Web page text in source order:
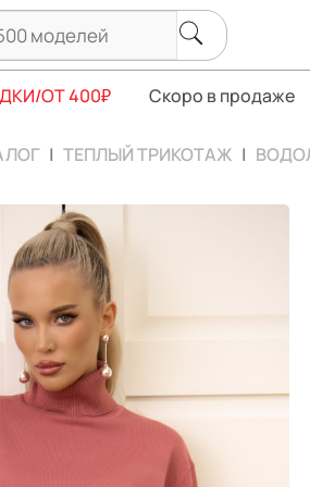
ОТ 400₽ Скоро в продаже
ТЕПЛЫЙ ТРИКОТАЖ